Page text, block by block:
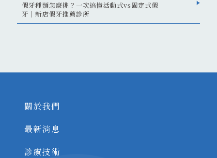
假牙種類怎麼挑？一次搞懂活動式vs固定式假
牙｜新店假牙推薦診所
關於我們
最新消息
診療技術